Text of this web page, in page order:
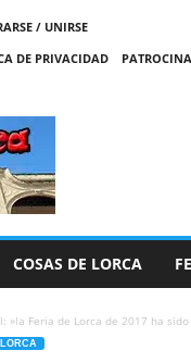
/ UNIRSE
DE PRIVACIDAD
COSAS DE LORCA
»la Feria de Lorca de 2017 ha
LORCA